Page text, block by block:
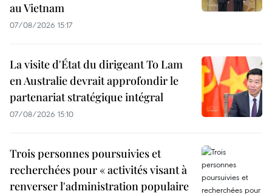
au Vietnam
07/08/2026 15:17
La visite d'État du dirigeant To Lam
en Australie devrait approfondir le
partenariat stratégique intégral
07/08/2026 15:10
Trois personnes poursuivies et
recherchées pour « activités visant à
renverser l'administration populaire